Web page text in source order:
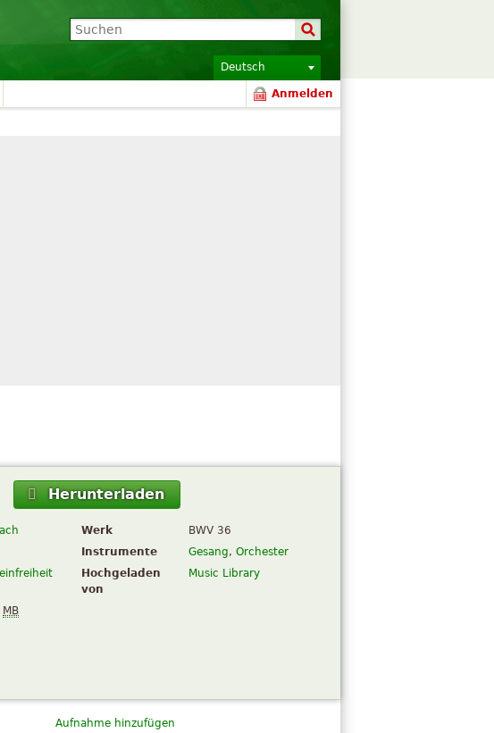
Deutsch
Anmelden
Herunterladen
Werk
BWV 36
Instrumente Gesang, Orchester
Hochgeladen
von
Music Library
MB
Aufnahme hinzufügen